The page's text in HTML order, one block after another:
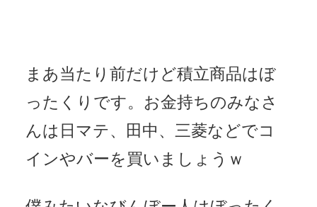
まあ当たり前だけど積立商品はぼ
ったくりです。お金持ちのみなさ
んは日マテ、田中、三菱などでコ
インやバーを買いましょうｗ